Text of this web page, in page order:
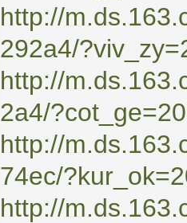
http://
292a4/
http://
2a4/
http://
74ec/
http://